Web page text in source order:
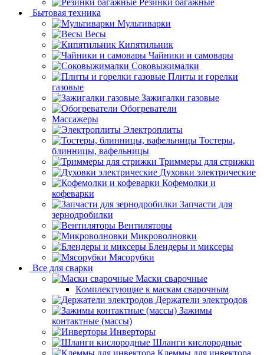
Резинки багажные
Бытовая техника
Мультиварки
Весы
Кипятильник
Чайники и самовары
Соковыжималки
Плиты и горелки
газовые
Зажигалки газовые
Обогреватели
Массажеры
Электроплиты
Тостеры,
блинницы, вафельницы
Триммеры для стрижки
Духовки электрические
Кофемолки и
кофеварки
Запчасти для
зернодробилки
Вентиляторы
Микроволновки
Блендеры и миксеры
Мясорубки
Все для сварки
Маски сварочные
Комплектующие к маскам сварочным
Держатели электродов
Зажимы
контактные (массы)
Инверторы
Шланги кислородные
Клеммы для инвектора